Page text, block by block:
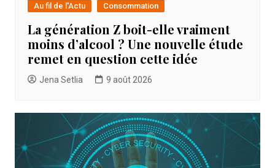
Au fil de l'Actu Consommation
La génération Z boit-elle vraiment
moins d’alcool ? Une nouvelle étude
remet en question cette idée
Jena Setlia 9 août 2026